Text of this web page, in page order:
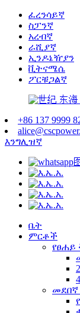
ፈረንሳይኛ
ስፓንኛ
አረብኛ
ራሺያኛ
ኢንዶኔዥያን
ቪትናሜሴ
ፖርቹጋልኛ
+86 137 9999
እንግሊዝኛ
ቤት
ምርቶች
የፀሐይ
መደበኛ